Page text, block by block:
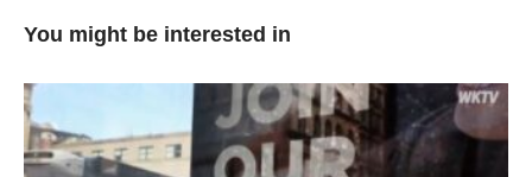
You might be interested in